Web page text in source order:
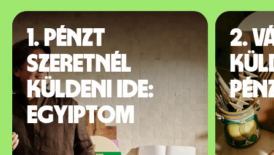
1. Pénzt
szeretnél
küldeni ide:
Egyiptom
2.